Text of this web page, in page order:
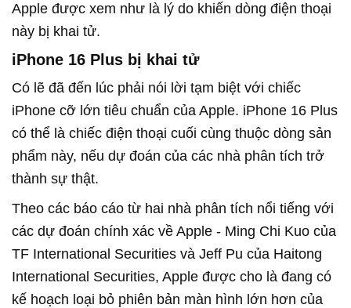
Apple được xem như là lý do khiến dòng điện thoại
này bị khai tử.
iPhone 16 Plus bị khai tử
Có lẽ đã đến lúc phải nói lời tạm biệt với chiếc
iPhone cỡ lớn tiêu chuẩn của Apple. iPhone 16 Plus
có thể là chiếc điện thoại cuối cùng thuộc dòng sản
phẩm này, nếu dự đoán của các nhà phân tích trở
thành sự thật.
Theo các báo cáo từ hai nhà phân tích nổi tiếng với
các dự đoán chính xác về Apple - Ming Chi Kuo của
TF International Securities và Jeff Pu của Haitong
International Securities, Apple được cho là đang có
kế hoạch loại bỏ phiên bản màn hình lớn hơn của